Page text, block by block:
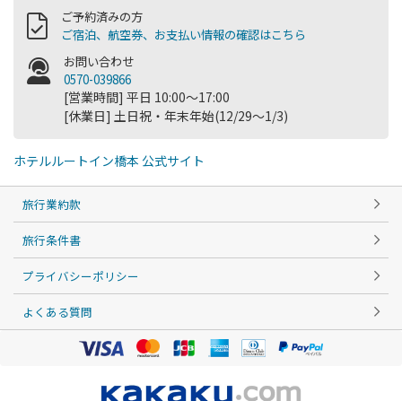
ご予約済みの方
ご宿泊、航空券、お支払い情報の確認はこちら
お問い合わせ
0570-039866
[営業時間] 平日 10:00～17:00
[休業日] 土日祝・年末年始(12/29～1/3)
ホテルルートイン橋本 公式サイト
旅行業約款
旅行条件書
プライバシーポリシー
よくある質問